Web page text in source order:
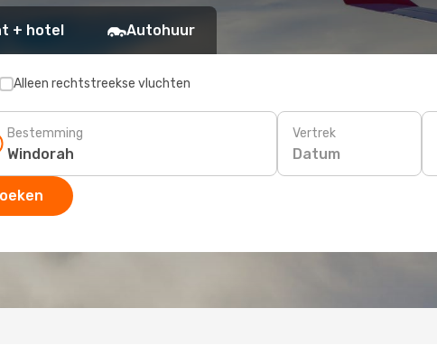
+ hotel Autohuur
Alleen rechtstreekse vluchten
Bestemming Vertrek
Datum